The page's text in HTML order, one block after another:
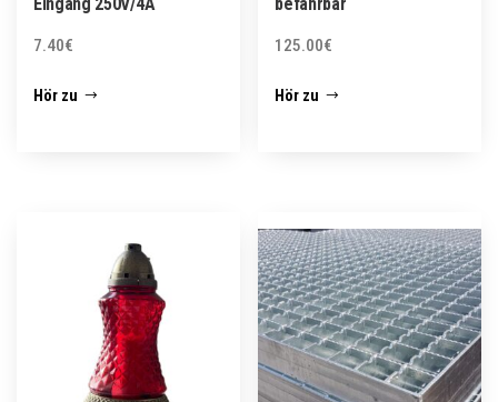
7.40€
Hör zu
125.00€
Hör zu